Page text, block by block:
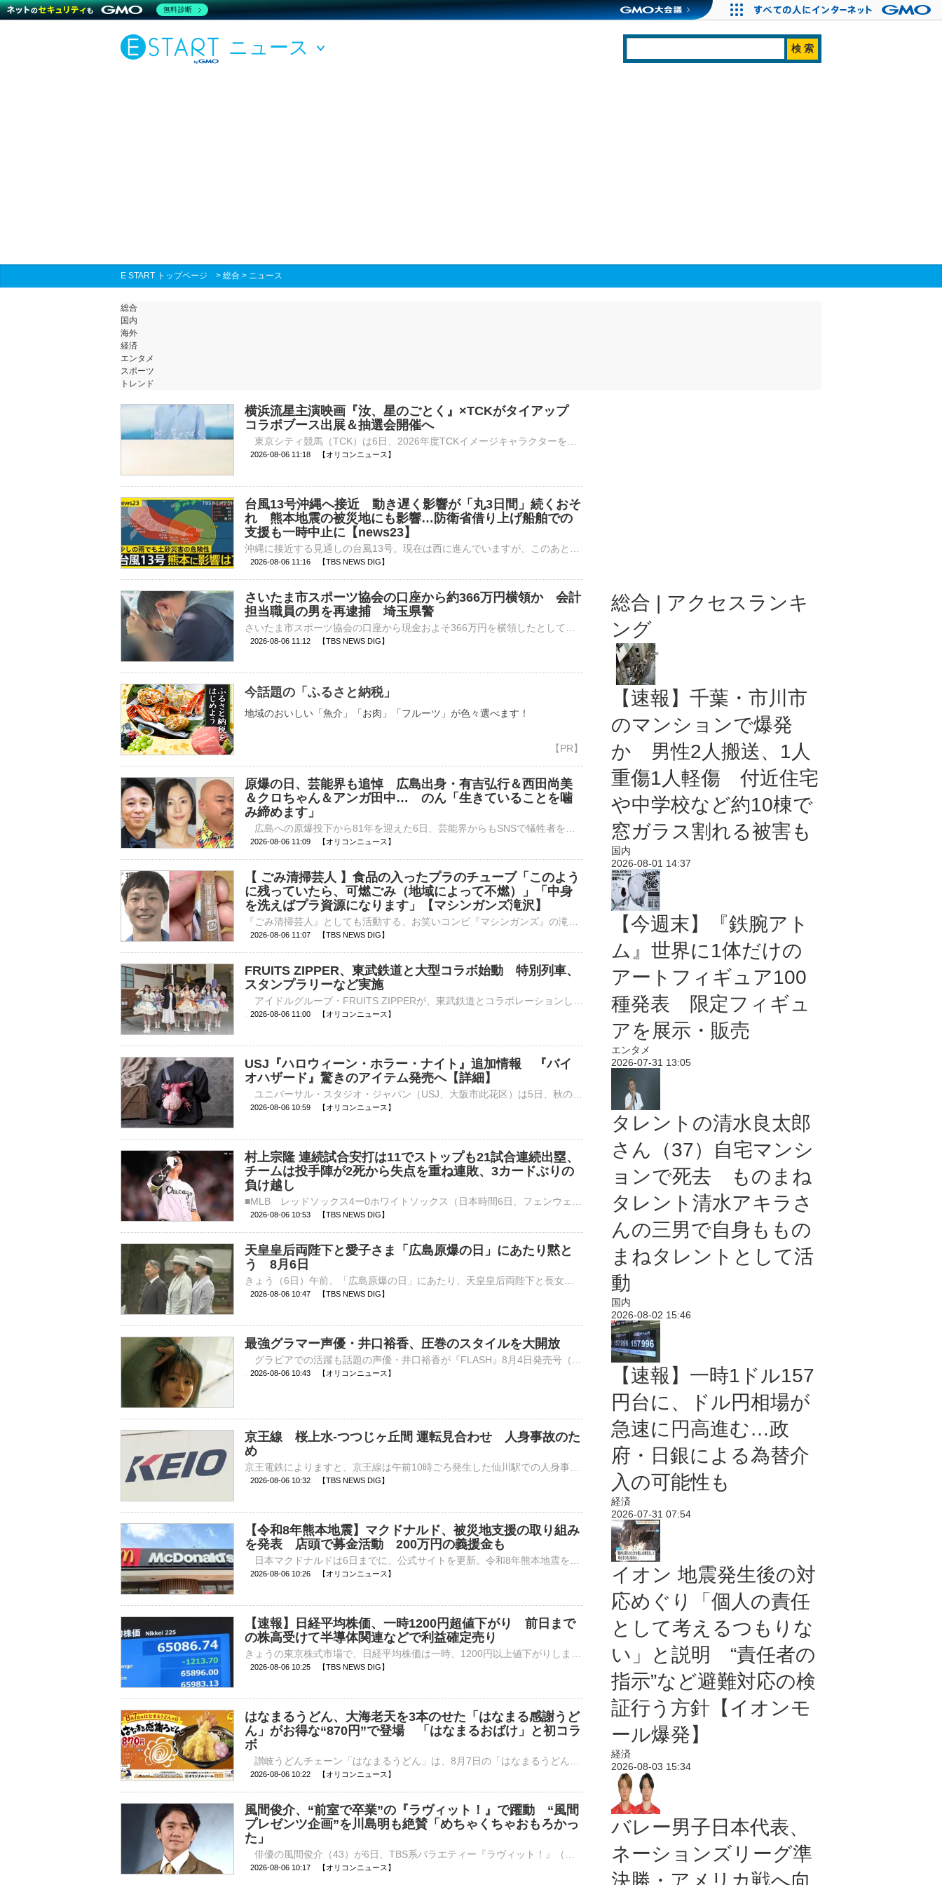
ニュース
E START トップページ > 総合 > ニュース
総合
国内
海外
経済
エンタメ
スポーツ
トレンド
横浜流星主演映画『汝、星のごとく』×TCKがタイアップ
コラボブース出展＆抽選会開催へ
2026-08-06 11:18 【オリコンニュース】
台風13号沖縄へ接近 動き遅く影響が「丸3日間」続くおそ
れ 熊本地震の被災地にも影響…防衛省借り上げ船舶での
支援も一時中止に【news23】
2026-08-06 11:16 【TBS NEWS DIG】
さいたま市スポーツ協会の口座から約366万円横領か 会計
担当職員の男を再逮捕 埼玉県警
2026-08-06 11:12 【TBS NEWS DIG】
今話題の「ふるさと納税」
地域のおいしい「魚介」「お肉」「フルーツ」が色々選べます！
原爆の日、芸能界も追悼 広島出身・有吉弘行＆西田尚美
＆クロちゃん＆アンガ田中… のん「生きていることを噛
み締めます」
2026-08-06 11:09 【オリコンニュース】
【 ごみ清掃芸人 】食品の入ったプラのチューブ「このよう
に残っていたら、可燃ごみ（地域によって不燃）」「中身
を洗えばプラ資源になります」【マシンガンズ滝沢】
2026-08-06 11:07 【TBS NEWS DIG】
FRUITS ZIPPER、東武鉄道と大型コラボ始動 特別列車、
スタンプラリーなど実施
2026-08-06 11:00 【オリコンニュース】
USJ『ハロウィーン・ホラー・ナイト』追加情報 『バイ
オハザード』驚きのアイテム発売へ【詳細】
2026-08-06 10:59 【オリコンニュース】
村上宗隆 連続試合安打は11でストップも21試合連続出塁、
チームは投手陣が2死から失点を重ね連敗、3カードぶりの
負け越し
2026-08-06 10:53 【TBS NEWS DIG】
天皇皇后両陛下と愛子さま「広島原爆の日」にあたり黙と
う 8月6日
2026-08-06 10:47 【TBS NEWS DIG】
最強グラマー声優・井口裕香、圧巻のスタイルを大開放
2026-08-06 10:43 【オリコンニュース】
京王線 桜上水-つつじヶ丘間 運転見合わせ 人身事故のた
め
2026-08-06 10:32 【TBS NEWS DIG】
【令和8年熊本地震】マクドナルド、被災地支援の取り組み
を発表 店頭で募金活動 200万円の義援金も
2026-08-06 10:26 【オリコンニュース】
【速報】日経平均株価、一時1200円超値下がり 前日まで
の株高受けて半導体関連などで利益確定売り
2026-08-06 10:25 【TBS NEWS DIG】
はなまるうどん、大海老天を3本のせた「はなまる感謝うど
ん」がお得な“870円”で登場 「はなまるおばけ」と初コラ
ボ
2026-08-06 10:22 【オリコンニュース】
風間俊介、“前室で卒業”の『ラヴィット！』で躍動 “風間
プレゼンツ企画”を川島明も絶賛「めちゃくちゃおもろかっ
た」
2026-08-06 10:17 【オリコンニュース】
総合 | アクセスランキ
ング
【速報】千葉・市川市
のマンションで爆発
か 男性2人搬送、1人
重傷1人軽傷 付近住宅
や中学校など約10棟で
窓ガラス割れる被害も
国内
2026-08-01 14:37
【今週末】『鉄腕アト
ム』世界に1体だけの
アートフィギュア100
種発表 限定フィギュ
アを展示・販売
エンタメ
2026-07-31 13:05
タレントの清水良太郎
さん（37）自宅マンシ
ョンで死去 ものまね
タレント清水アキラさ
んの三男で自身ももの
まねタレントとして活
動
国内
2026-08-02 15:46
【速報】一時1ドル157
円台に、ドル円相場が
急速に円高進む…政
府・日銀による為替介
入の可能性も
経済
2026-07-31 07:54
イオン 地震発生後の対
応めぐり「個人の責任
として考えるつもりな
い」と説明 “責任者の
指示”など避難対応の検
証行う方針【イオンモ
ール爆発】
経済
2026-08-03 15:34
バレー男子日本代表、
ネーションズリーグ準
決勝・アメリカ戦へ向
無料診断